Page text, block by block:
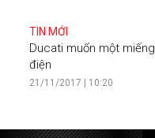
TIN MỚI
Ducati muốn một
điện
21/11/2017 | 10:20